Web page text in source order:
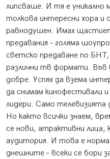
липсваше. И тя е
толкова интересни хора и
равнодушен. Имах
предавания – голяма
светско предаване по БНТ,
различни тв формати. Във
добре. Успях да взема
да снимам кинофестивали
лидери. Само
Но както всички знаем,
се нови, атрактивни
аудитория. И това е
днешните – всеки се бори